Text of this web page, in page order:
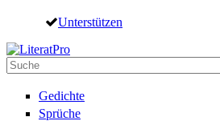
Direkt zum Inhalt
Unterstützen
Suche
Gedichte
Sprüche